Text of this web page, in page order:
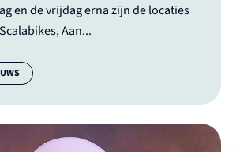
en de vrijdag erna zijn de locaties
Aan...